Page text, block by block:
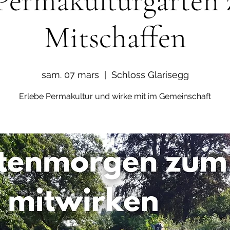
Mitschaffen
sam. 07 mars Schloss Glarisegg
Erlebe Permakultur und wirke mit im Gemeinschaft